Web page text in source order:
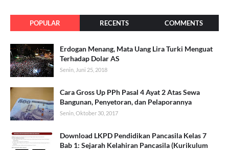
POPULAR RECENTS COMMENTS
Erdogan Menang, Mata Uang Lira Turki Menguat
Terhadap Dolar AS
Senin, Juni 25, 2018
Cara Gross Up PPh Pasal 4 Ayat 2 Atas Sewa
Bangunan, Penyetoran, dan Pelaporannya
Senin, Oktober 30, 2017
Download LKPD Pendidikan Pancasila Kelas 7
Bab 1: Sejarah Kelahiran Pancasila (Kurikulum